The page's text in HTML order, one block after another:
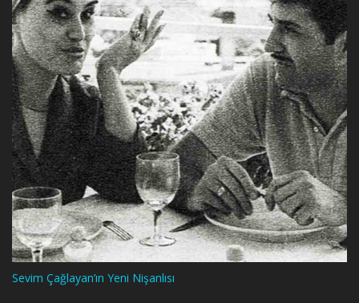
Sevim Çağlayan’ın Yeni Nişanlısı